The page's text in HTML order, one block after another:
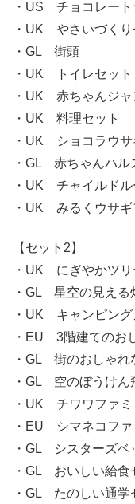
・US チョコレート
・UK やさいづくり
・GL 街頭
・UK トイレセット
・UK 赤ちゃんジャ
・UK 料理セット
・UK ショコラウサ
・GL 赤ちゃんハル
・UK チャイルドル
・UK みるくウサギ
【セット2】
・UK にぎやかツリ
・GL 星空の見える
・UK キャンピング
・EU 3階建てのお
・GL 街のおしゃれ
・GL 空のぼうけん
・UK チワワファミ
・EU シマネコファ
・GL シスターズベ
・GL おいしい給食
・GL たのしい通学